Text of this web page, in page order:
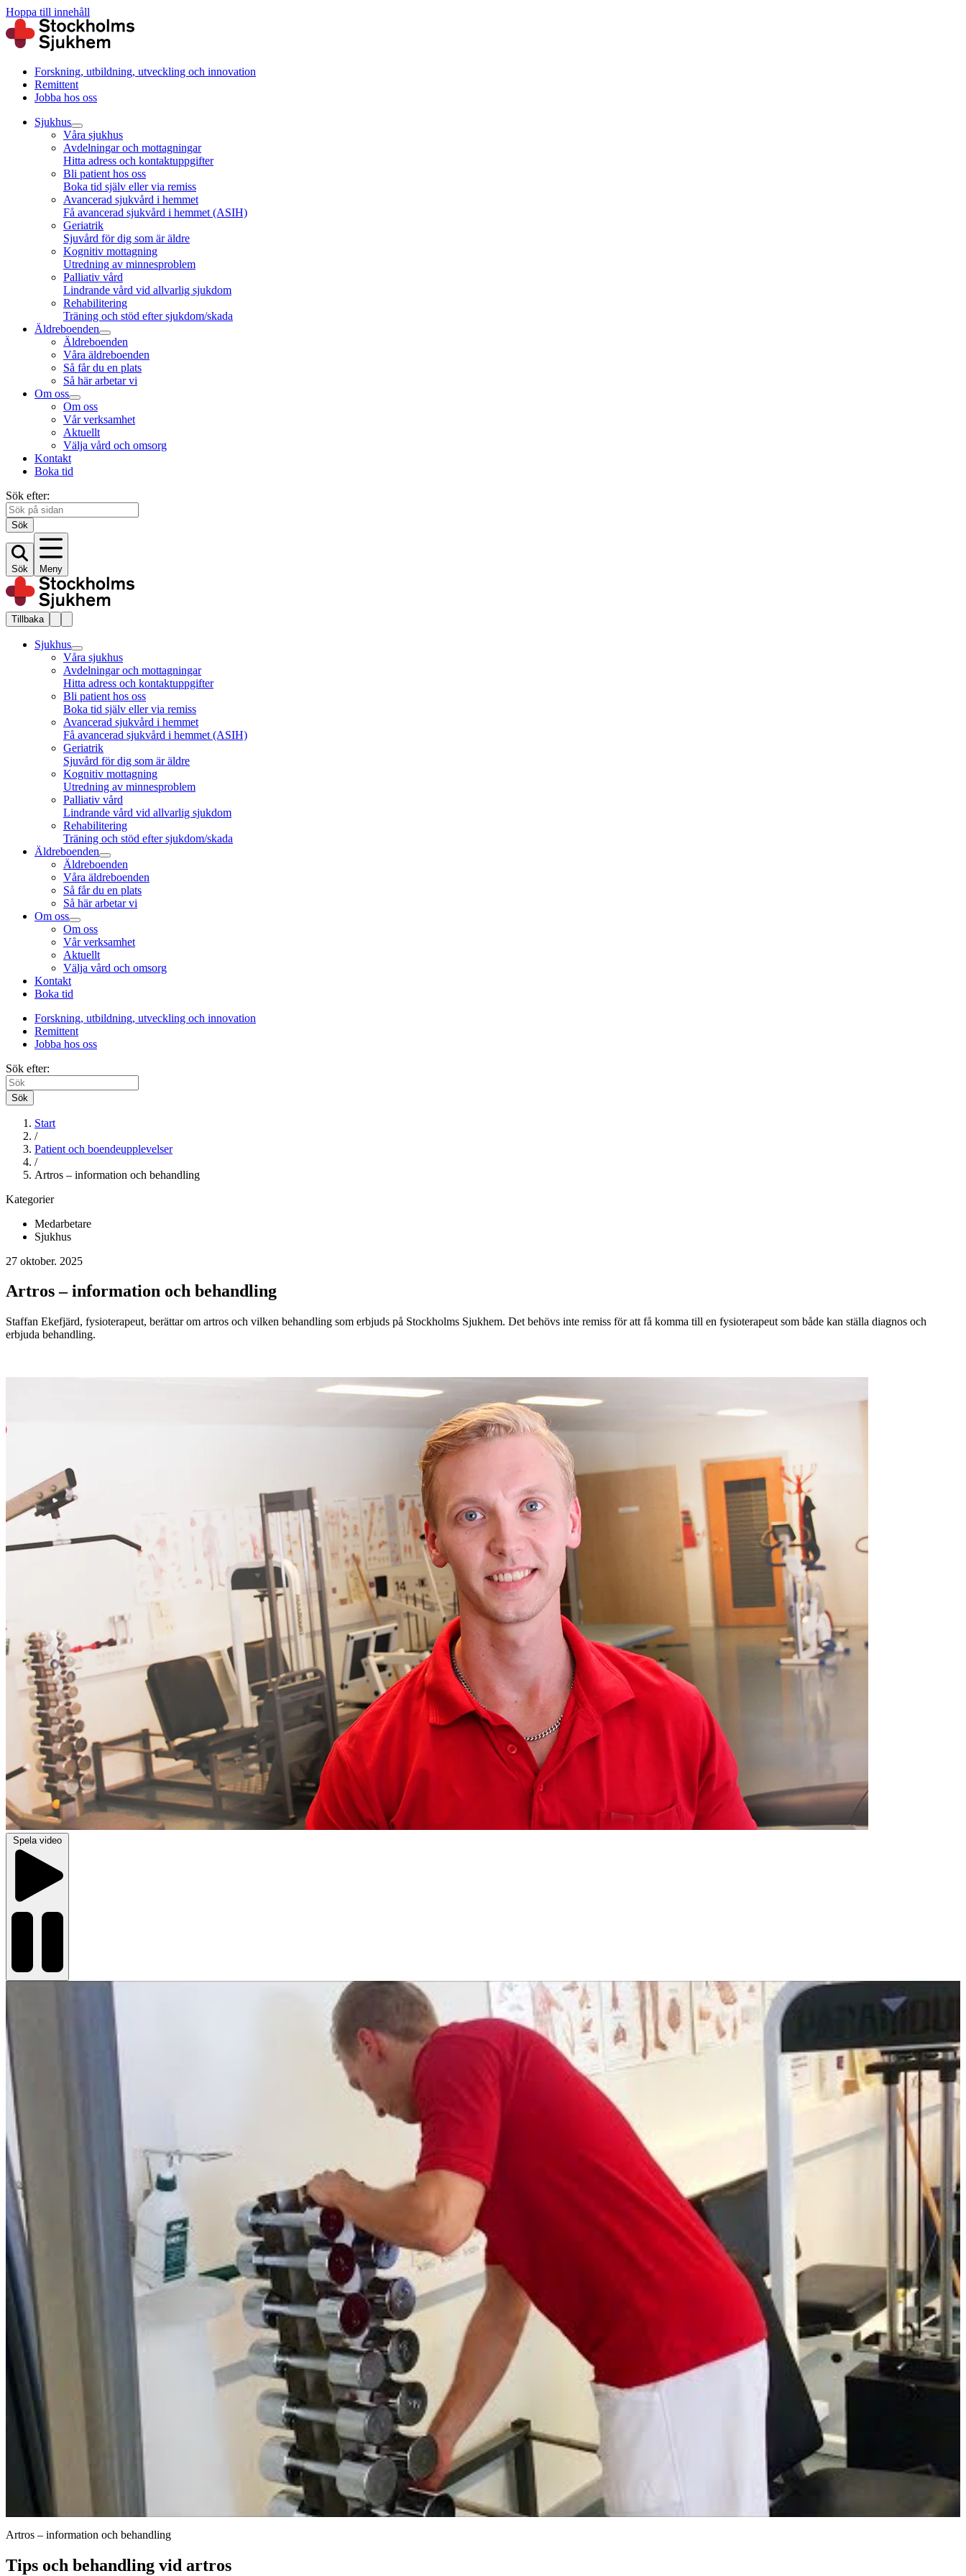
Hoppa till innehåll
Forskning, utbildning, utveckling och innovation
Remittent
Jobba hos oss
Sjukhus
Våra sjukhus
Avdelningar och mottagningar
Hitta adress och kontaktuppgifter
Bli patient hos oss
Boka tid själv eller via remiss
Avancerad sjukvård i hemmet
Få avancerad sjukvård i hemmet (ASIH)
Geriatrik
Sjuvård för dig som är äldre
Kognitiv mottagning
Utredning av minnesproblem
Palliativ vård
Lindrande vård vid allvarlig sjukdom
Rehabilitering
Träning och stöd efter sjukdom/skada
Äldreboenden
Äldreboenden
Våra äldreboenden
Så får du en plats
Så här arbetar vi
Om oss
Om oss
Vår verksamhet
Aktuellt
Välja vård och omsorg
Kontakt
Boka tid
Sök efter:
Sök
Sök Meny
Tillbaka
Sjukhus
Våra sjukhus
Avdelningar och mottagningar
Hitta adress och kontaktuppgifter
Bli patient hos oss
Boka tid själv eller via remiss
Avancerad sjukvård i hemmet
Få avancerad sjukvård i hemmet (ASIH)
Geriatrik
Sjuvård för dig som är äldre
Kognitiv mottagning
Utredning av minnesproblem
Palliativ vård
Lindrande vård vid allvarlig sjukdom
Rehabilitering
Träning och stöd efter sjukdom/skada
Äldreboenden
Äldreboenden
Våra äldreboenden
Så får du en plats
Så här arbetar vi
Om oss
Om oss
Vår verksamhet
Aktuellt
Välja vård och omsorg
Kontakt
Boka tid
Forskning, utbildning, utveckling och innovation
Remittent
Jobba hos oss
Sök efter:
Sök
Start
/
Patient och boendeupplevelser
/
Artros – information och behandling
Kategorier
Medarbetare
Sjukhus
27 oktober. 2025
Artros – information och behandling
Staffan Ekefjärd, fysioterapeut, berättar om artros och vilken behandling som erbjuds på Stockholms Sjukhem. Det behövs inte remiss för att få komma till en fysioterapeut som både kan ställa diagnos och
erbjuda behandling.
Spela video
Artros – information och behandling
Tips och behandling vid artros